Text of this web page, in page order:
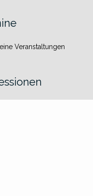
Veranstaltungen